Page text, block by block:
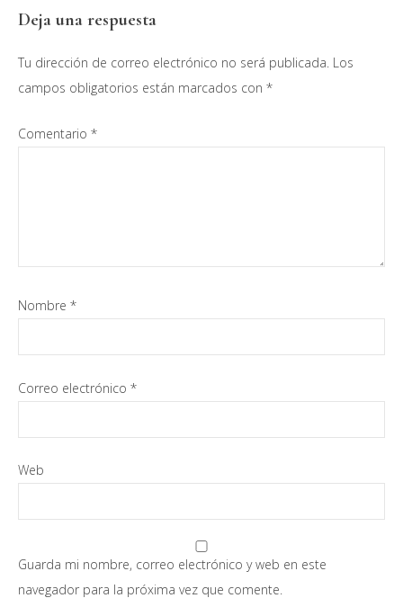
Interacciones
con
los
Deja una respuesta
Tu dirección de correo electrónico no será publicada. Los
campos obligatorios están marcados con *
Comentario *
Nombre *
Correo electrónico *
Web
Guarda mi nombre, correo electrónico y web en este
navegador para la próxima vez que comente.